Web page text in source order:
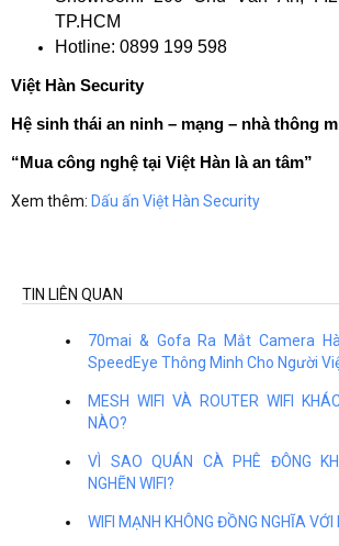
TP.HCM
Hotline: 0899 199 598
Việt Hàn Security
Hệ sinh thái an ninh – mạng – nhà thông
“Mua công nghệ tại Việt Hàn là an tâm”
Xem thêm: Dấu ấn Việt Hàn Security
TIN LIÊN QUAN
70mai & Gofa Ra Mắt Camera
SpeedEye Thông Minh Cho Người
MESH WIFI VÀ ROUTER WIFI
NÀO?
VÌ SAO QUÁN CÀ PHÊ ĐÔNG
NGHẼN WIFI?
WIFI MẠNH KHÔNG ĐỒNG NGHĨA VỚI